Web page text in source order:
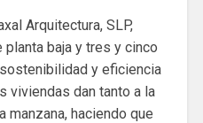
Arquitectura, SLP,
baja y tres y cinco
y eficiencia
viviendas dan tanto a la
manzana, haciendo que